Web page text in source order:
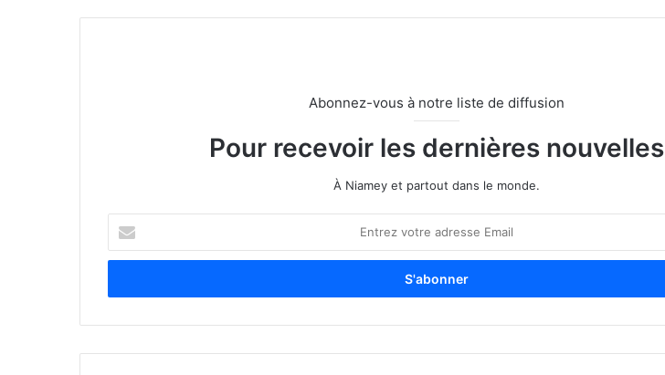
Abonnez-vous à notre liste de diffusion
Pour recevoir les dernières nouvelles
À Niamey et partout dans le monde.
t
e
o